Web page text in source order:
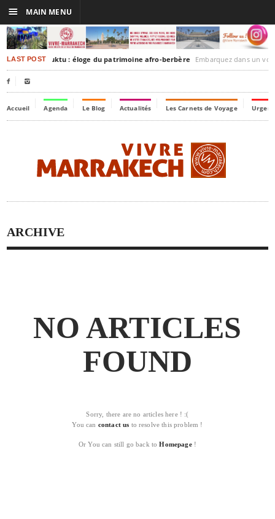
LAST POSTTimbuktu : éloge du patrimoine afro-berbère Embarquez dans un voyage culturel dans le
 
Accueil Agenda Le Blog Actualités Les Carnets de Voyage
ARCHIVE
NO ARTICLES
FOUND
Sorry, there are no articles here ! :(
You can contact us to resolve this problem !
Or You can still go back toHomepage!
☰ MAIN MENU